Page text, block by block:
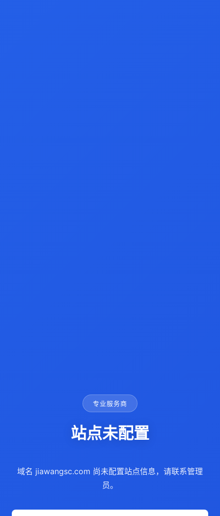
专业服务商
站点未配置
域名 jiawangsc.com 尚未配置站点信息，请联系管理
员。